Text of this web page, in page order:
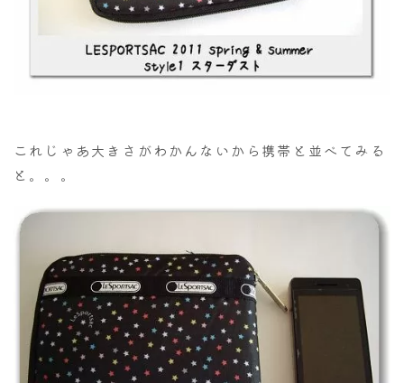
これじゃあ大きさがわかんないから携帯と並べてみる
と。。。